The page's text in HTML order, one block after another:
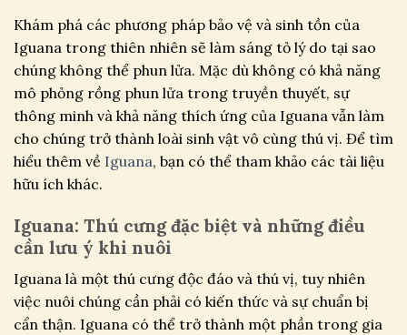
Khám phá các phương pháp bảo vệ và sinh tồn của
Iguana trong thiên nhiên sẽ làm sáng tỏ lý do tại sao
chúng không thể phun lửa. Mặc dù không có khả năng
mô phỏng rồng phun lửa trong truyền thuyết, sự
thông minh và khả năng thích ứng của Iguana vẫn làm
cho chúng trở thành loài sinh vật vô cùng thú vị. Để tìm
hiểu thêm về Iguana, bạn có thể tham khảo các tài liệu
hữu ích khác.
Iguana: Thú cưng đặc biệt và những điều
cần lưu ý khi nuôi
Iguana là một thú cưng độc đáo và thú vị, tuy nhiên
việc nuôi chúng cần phải có kiến thức và sự chuẩn bị
cẩn thận. Iguana có thể trở thành một phần trong gia